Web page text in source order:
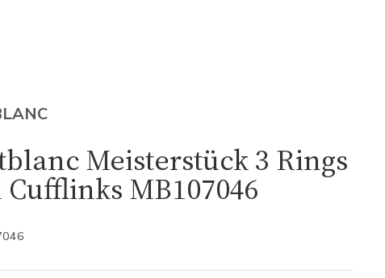
Meisterstück 3 Rings
Cufflinks MB107046